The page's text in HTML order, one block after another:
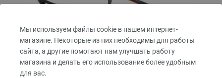
Мы используем файлы cookie в нашем интернет-
магазине. Некоторые из них необходимы для работы
сайта, а другие помогают нам улучшать работу
магазина и делать его использование более удобным
для вас.